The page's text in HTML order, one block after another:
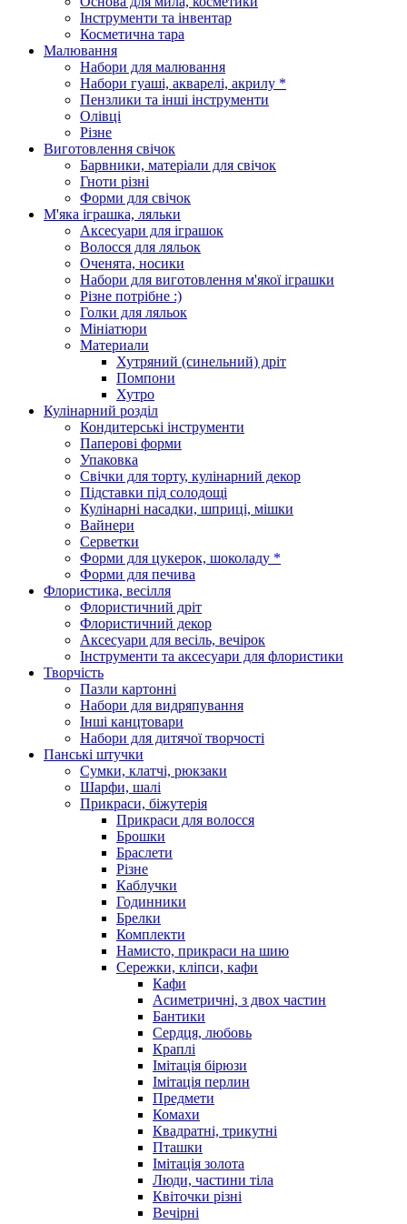
Інструменти та інвентар
Косметична тара
Малювання
Набори для малювання
Набори гуаші, акварелі, акрилу *
Пензлики та інші інструменти
Олівці
Різне
Виготовлення свічок
Барвники, матеріали для свічок
Гноти різні
Форми для свічок
М'яка іграшка, ляльки
Аксесуари для іграшок
Волосся для ляльок
Оченята, носики
Набори для виготовлення м'якої іграшки
Різне потрібне :)
Голки для ляльок
Мініатюри
Материали
Хутряний (синельний) дріт
Помпони
Хутро
Кулінарний розділ
Кондитерські інструменти
Паперові форми
Упаковка
Свічки для торту, кулінарний декор
Підставки під солодощі
Кулінарні насадки, шприці, мішки
Вайнери
Серветки
Форми для цукерок, шоколаду *
Форми для печива
Флористика, весілля
Флористичний дріт
Флористичний декор
Аксесуари для весіль, вечірок
Інструменти та аксесуари для флористики
Творчість
Пазли картонні
Набори для видряпування
Інші канцтовари
Набори для дитячої творчості
Панські штучки
Сумки, клатчі, рюкзаки
Шарфи, шалі
Прикраси, біжутерія
Прикраси для волосся
Брошки
Браслети
Різне
Каблучки
Годинники
Брелки
Комплекти
Намисто, прикраси на шию
Сережки, кліпси, кафи
Кафи
Асиметричні, з двох частин
Бантики
Сердця, любовь
Краплі
Імітація бірюзи
Імітація перлин
Предмети
Комахи
Квадратні, трикутні
Пташки
Імітація золота
Люди, частини тіла
Квіточки різні
Вечірні